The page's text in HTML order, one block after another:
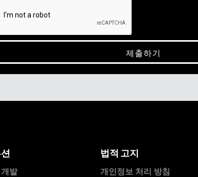
발
법적 고지
개인정보 처리 방침